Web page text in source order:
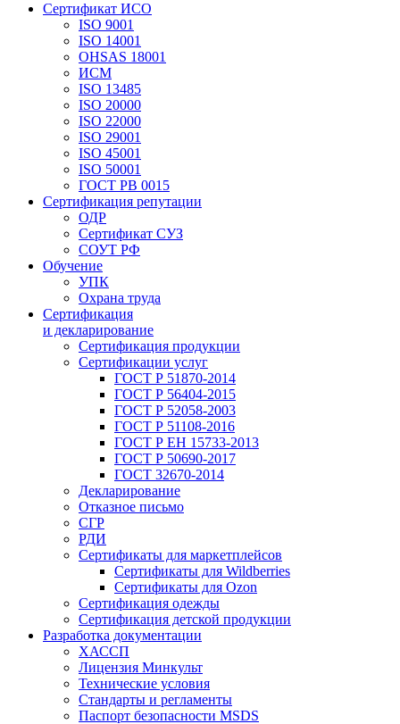
Сертификат ИСО
ISO 9001
ISO 14001
OHSAS 18001
ИСМ
ISO 13485
ISO 20000
ISO 22000
ISO 29001
ISO 45001
ISO 50001
ГОСТ РВ 0015
Сертификация репутации
ОДР
Сертификат СУЗ
СОУТ РФ
Обучение
УПК
Охрана труда
Сертификация
и декларирование
Сертификация продукции
Сертификации услуг
ГОСТ Р 51870-2014
ГОСТ Р 56404-2015
ГОСТ Р 52058-2003
ГОСТ Р 51108-2016
ГОСТ Р ЕН 15733-2013
ГОСТ Р 50690-2017
ГОСТ 32670-2014
Декларирование
Отказное письмо
СГР
РДИ
Сертификаты для маркетплейсов
Сертификаты для Wildberries
Сертификаты для Ozon
Сертификация одежды
Сертификация детской продукции
Разработка документации
ХАССП
Лицензия Минкульт
Технические условия
Стандарты и регламенты
Паспорт безопасности MSDS